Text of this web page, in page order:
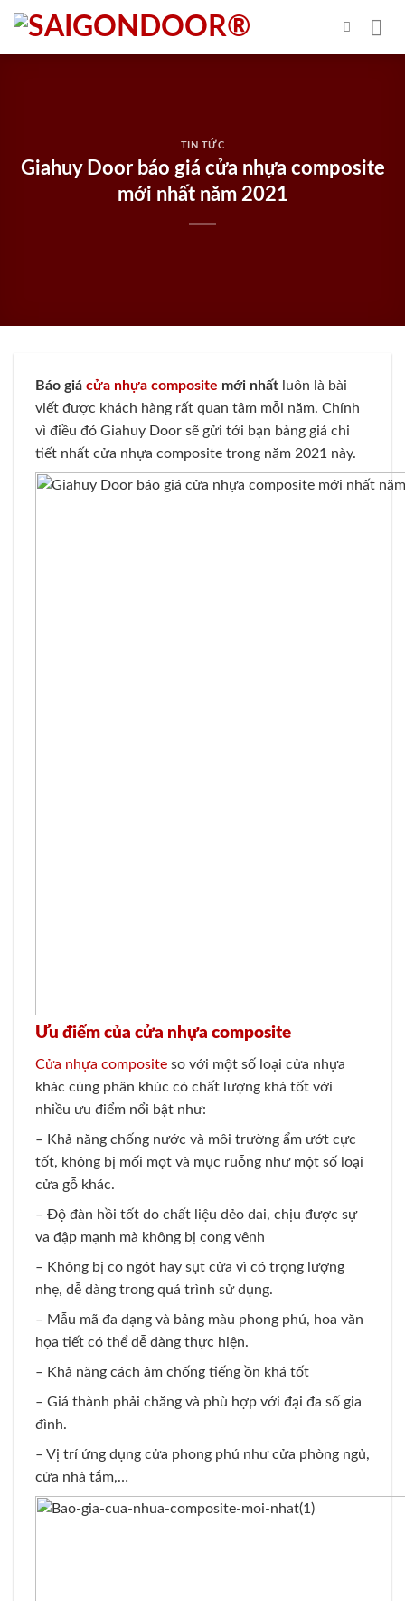
Skip
content
TIN TỨC
Giahuy Door báo giá cửa nhựa composite
mới nhất năm 2021
Báo giá cửa nhựa composite mới nhất luôn là bài
viết được khách hàng rất quan tâm mỗi năm. Chính
vì điều đó Giahuy Door sẽ gửi tới bạn bảng giá chi
tiết nhất cửa nhựa composite trong năm 2021 này.
Ưu điểm của cửa nhựa composite
Cửa nhựa composite so với một số loại cửa nhựa
khác cùng phân khúc có chất lượng khá tốt với
nhiều ưu điểm nổi bật như:
– Khả năng chống nước và môi trường ẩm ướt cực
tốt, không bị mối mọt và mục ruỗng như một số loại
cửa gỗ khác.
– Độ đàn hồi tốt do chất liệu dẻo dai, chịu được sự
va đập mạnh mà không bị cong vênh
– Không bị co ngót hay sụt cửa vì có trọng lượng
nhẹ, dễ dàng trong quá trình sử dụng.
– Mẫu mã đa dạng và bảng màu phong phú, hoa văn
họa tiết có thể dễ dàng thực hiện.
– Khả năng cách âm chống tiếng ồn khá tốt
– Giá thành phải chăng và phù hợp với đại đa số gia
đình.
– Vị trí ứng dụng cửa phong phú như cửa phòng ngủ,
cửa nhà tắm,…